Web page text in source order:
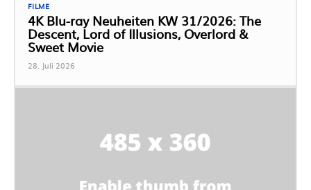
FILME
4K Blu-ray Neuheiten KW 31/2026: The
Descent, Lord of Illusions, Overlord &
Sweet Movie
28. Juli 2026